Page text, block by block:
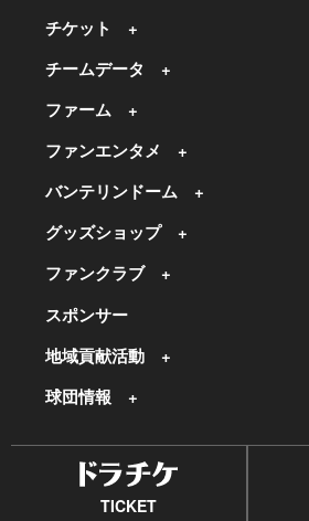
チケット
チームデータ
ファーム
ファンエンタメ
バンテリンドーム
グッズショップ
ファンクラブ
スポンサー
地域貢献活動
球団情報
TICKET